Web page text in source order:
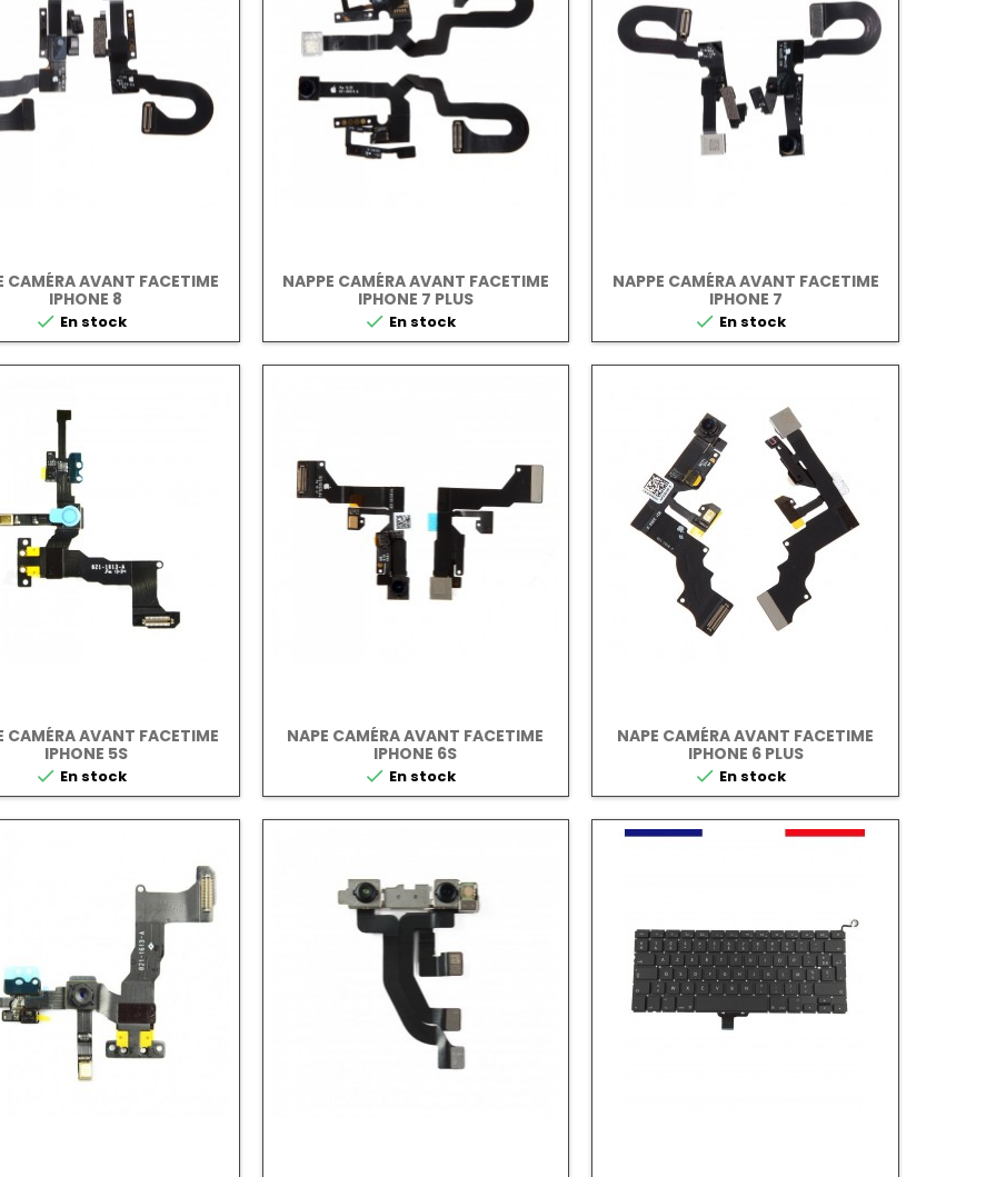
CAMÉRA AVANT FACETIME
IPHONE 8
 En stock
NAPPE CAMÉRA AVANT FACETIME
IPHONE 7 PLUS
 En stock
NAPPE CAMÉRA AVANT FACETIME
IPHONE 7
 En stock
CAMÉRA AVANT FACETIME
IPHONE 5S
 En stock
NAPE CAMÉRA AVANT FACETIME
IPHONE 6S
 En stock
NAPE CAMÉRA AVANT FACETIME
IPHONE 6 PLUS
 En stock